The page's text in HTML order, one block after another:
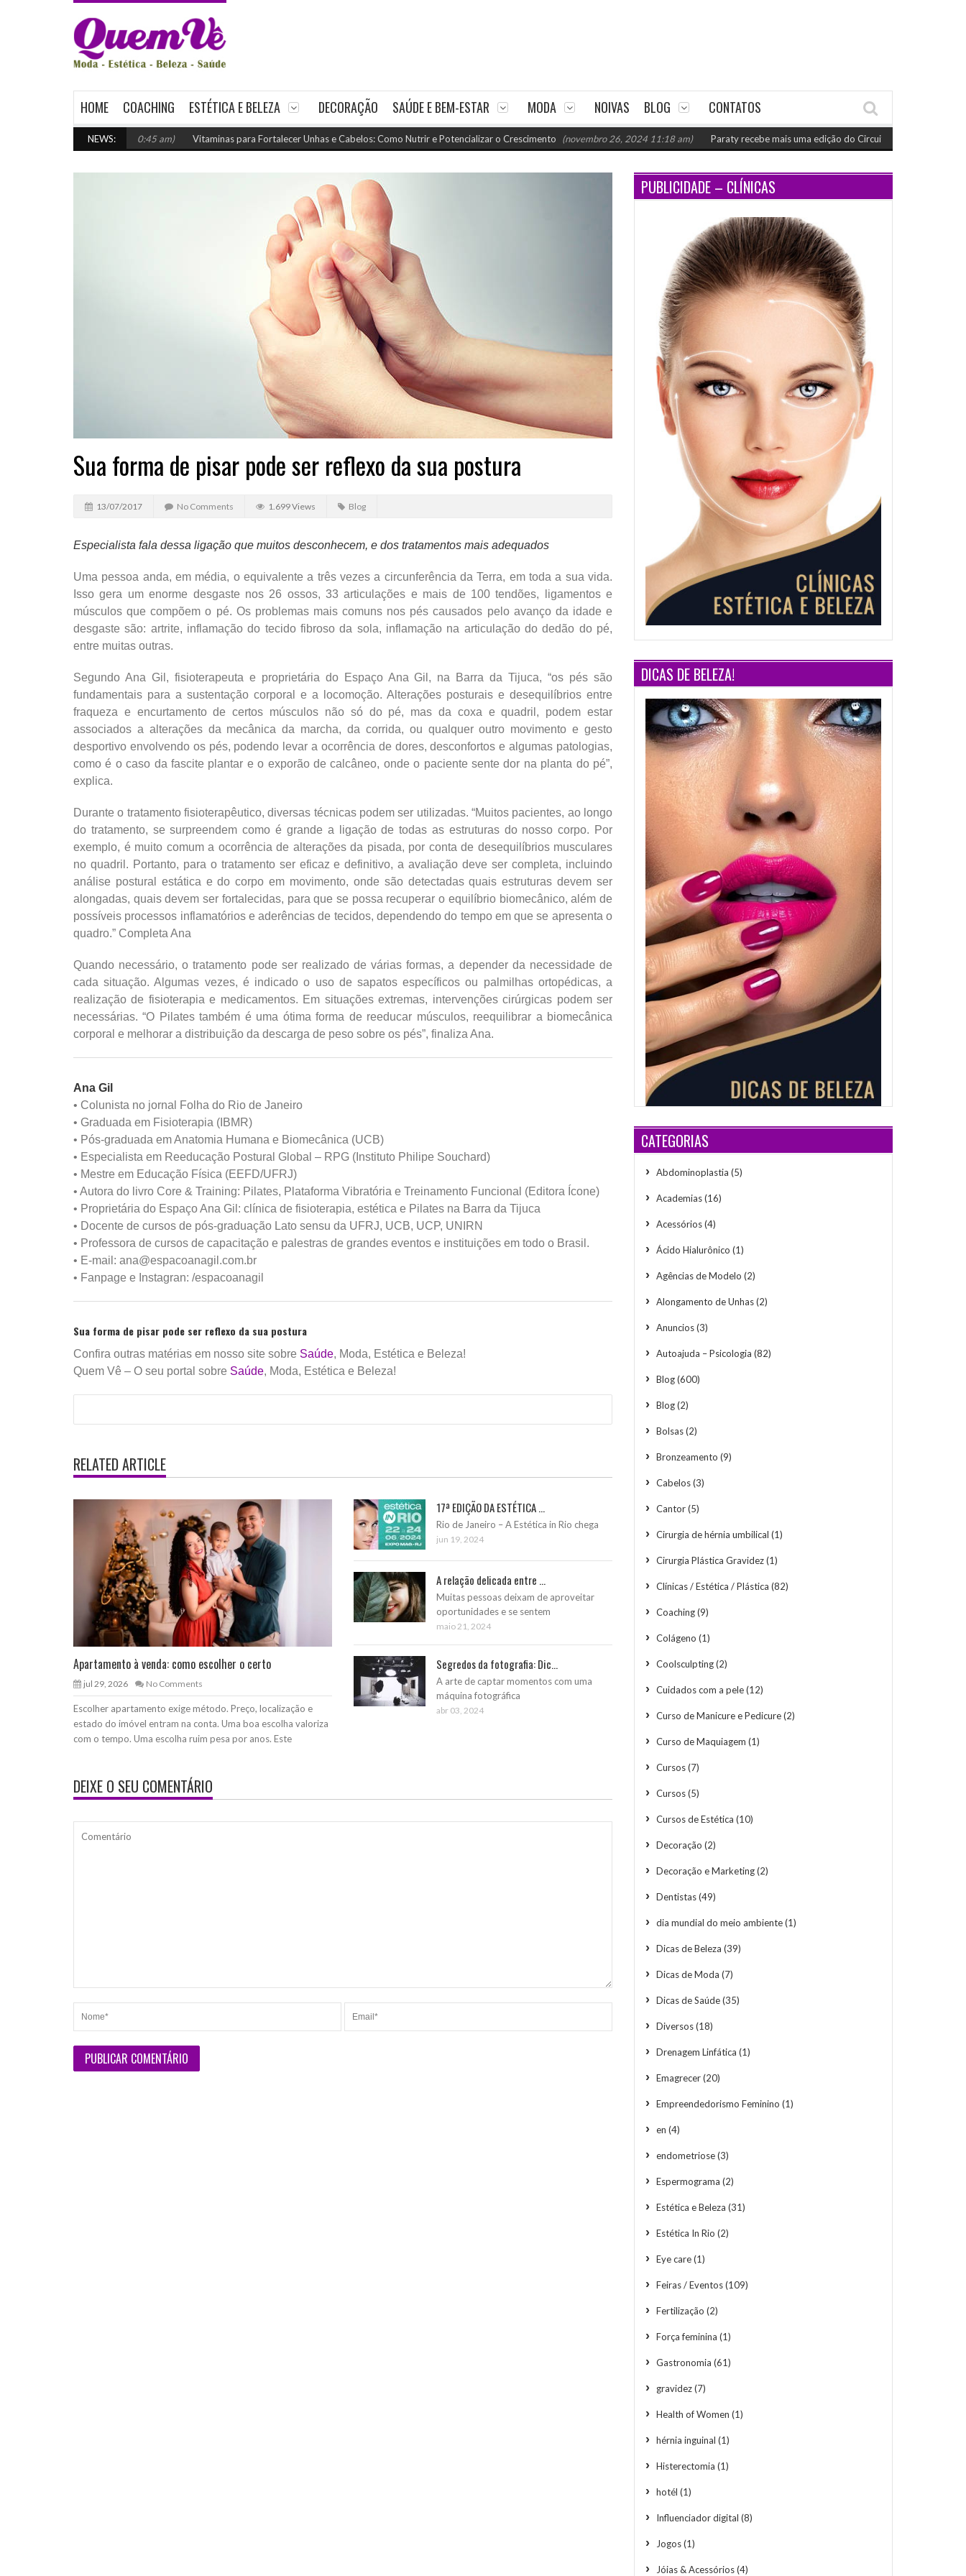
HOME COACHING ESTÉTICA E BELEZA DECORAÇÃO SAÚDE E BEM-ESTAR MODA NOIVAS BLOG CONTATOS
NEWS:
(julho 29, 2026 10:45 am) Vitaminas para Fortalecer Unhas e Cabelos: Como Nutrir e Potencializar o Crescimento (novembro 26, 2024 11:18 am) Paraty recebe mais uma edição do Circuito Gastronomia do Mar de
Sua forma de pisar pode ser reflexo da sua postura
13/07/2017 No Comments 1.699 Views Blog
Especialista fala dessa ligação que muitos desconhecem, e dos tratamentos mais adequados
Uma pessoa anda, em média, o equivalente a três vezes a circunferência da Terra, em toda a sua vida.
Isso gera um enorme desgaste nos 26 ossos, 33 articulações e mais de 100 tendões, ligamentos e
músculos que compõem o pé. Os problemas mais comuns nos pés causados pelo avanço da idade e
desgaste são: artrite, inflamação do tecido fibroso da sola, inflamação na articulação do dedão do pé,
entre muitas outras.
Segundo Ana Gil, fisioterapeuta e proprietária do Espaço Ana Gil, na Barra da Tijuca, “os pés são
fundamentais para a sustentação corporal e a locomoção. Alterações posturais e desequilíbrios entre
fraqueza e encurtamento de certos músculos não só do pé, mas da coxa e quadril, podem estar
associados a alterações da mecânica da marcha, da corrida, ou qualquer outro movimento e gesto
desportivo envolvendo os pés, podendo levar a ocorrência de dores, desconfortos e algumas patologias,
como é o caso da fascite plantar e o exporão de calcâneo, onde o paciente sente dor na planta do pé”,
explica.
Durante o tratamento fisioterapêutico, diversas técnicas podem ser utilizadas. “Muitos pacientes, ao longo
do tratamento, se surpreendem como é grande a ligação de todas as estruturas do nosso corpo. Por
exemplo, é muito comum a ocorrência de alterações da pisada, por conta de desequilíbrios musculares
no quadril. Portanto, para o tratamento ser eficaz e definitivo, a avaliação deve ser completa, incluindo
análise postural estática e do corpo em movimento, onde são detectadas quais estruturas devem ser
alongadas, quais devem ser fortalecidas, para que se possa recuperar o equilíbrio biomecânico, além de
possíveis processos inflamatórios e aderências de tecidos, dependendo do tempo em que se apresenta o
quadro.” Completa Ana
Quando necessário, o tratamento pode ser realizado de várias formas, a depender da necessidade de
cada situação. Algumas vezes, é indicado o uso de sapatos específicos ou palmilhas ortopédicas, a
realização de fisioterapia e medicamentos. Em situações extremas, intervenções cirúrgicas podem ser
necessárias. “O Pilates também é uma ótima forma de reeducar músculos, reequilibrar a biomecânica
corporal e melhorar a distribuição da descarga de peso sobre os pés”, finaliza Ana.
Ana Gil
• Colunista no jornal Folha do Rio de Janeiro
• Graduada em Fisioterapia (IBMR)
• Pós-graduada em Anatomia Humana e Biomecânica (UCB)
• Especialista em Reeducação Postural Global – RPG (Instituto Philipe Souchard)
• Mestre em Educação Física (EEFD/UFRJ)
• Autora do livro Core & Training: Pilates, Plataforma Vibratória e Treinamento Funcional (Editora Ícone)
• Proprietária do Espaço Ana Gil: clínica de fisioterapia, estética e Pilates na Barra da Tijuca
• Docente de cursos de pós-graduação Lato sensu da UFRJ, UCB, UCP, UNIRN
• Professora de cursos de capacitação e palestras de grandes eventos e instituições em todo o Brasil.
• E-mail: ana@espacoanagil.com.br
• Fanpage e Instagran: /espacoanagil
Sua forma de pisar pode ser reflexo da sua postura
Confira outras matérias em nosso site sobre Saúde, Moda, Estética e Beleza!
Quem Vê – O seu portal sobre Saúde, Moda, Estética e Beleza!
RELATED ARTICLE
Apartamento à venda: como escolher o certo
jul 29, 2026 No Comments
Escolher apartamento exige método. Preço, localização e
estado do imóvel entram na conta. Uma boa escolha valoriza
com o tempo. Uma escolha ruim pesa por anos. Este
17ª EDIÇÃO DA ESTÉTICA ...
Rio de Janeiro – A Estética in Rio chega
jun 19, 2024
A relação delicada entre ...
Muitas pessoas deixam de aproveitar
oportunidades e se sentem
maio 21, 2024
Segredos da fotografia: Dic...
A arte de captar momentos com uma
máquina fotográfica
abr 03, 2024
DEIXE O SEU COMENTÁRIO
PUBLICIDADE – CLÍNICAS
DICAS DE BELEZA!
CATEGORIAS
Abdominoplastia (5)
Academias(16)
Acessórios(4)
Ácido Hialurônico (1)
Agências de Modelo (2)
Alongamento de Unhas(2)
Anuncios(3)
Autoajuda – Psicologia (82)
Blog(600)
Blog(2)
Bolsas(2)
Bronzeamento (9)
Cabelos(3)
Cantor(5)
Cirurgia de hérnia umbilical (1)
Cirurgia Plástica Gravidez(1)
Clínicas / Estética / Plástica (82)
Coaching(9)
Colágeno (1)
Coolsculpting(2)
Cuidados com a pele(12)
Curso de Manicure e Pedicure(2)
Curso de Maquiagem (1)
Cursos(7)
Cursos(5)
Cursos de Estética (10)
Decoração (2)
Decoração e Marketing(2)
Dentistas(49)
dia mundial do meio ambiente(1)
Dicas de Beleza (39)
Dicas de Moda (7)
Dicas de Saúde(35)
Diversos(18)
Drenagem Linfática (1)
Emagrecer(20)
Empreendedorismo Feminino (1)
en (4)
endometriose(3)
Espermograma (2)
Estética e Beleza (31)
Estética In Rio (2)
Eye care(1)
Feiras / Eventos(109)
Fertilização (2)
Força feminina (1)
Gastronomia (61)
gravidez(7)
Health of Women (1)
hérnia inguinal (1)
Histerectomia (1)
hotél (1)
Influenciador digital (8)
Jogos(1)
Jóias & Acessórios(4)